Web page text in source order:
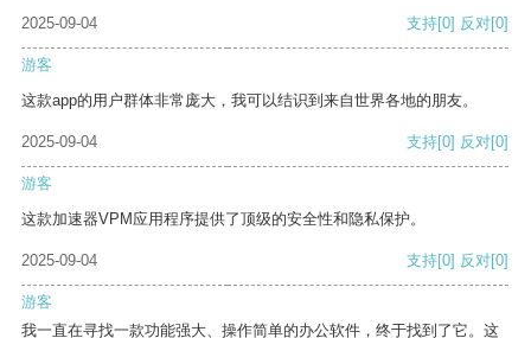
2025-09-04
支持[0] 反对[0]
游客
这款app的用户群体非常庞大，我可以结识到来自世界各地的朋友。
2025-09-04 支持[0] 反对[0]
游客
这款加速器VPM应用程序提供了顶级的安全性和隐私保护。
2025-09-04 支持[0] 反对[0]
游客
我一直在寻找一款功能强大、操作简单的办公软件，终于找到了它。这